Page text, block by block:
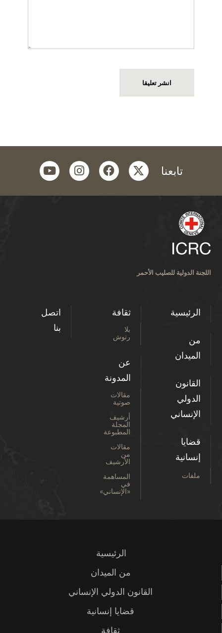
تابعنا twitter
facebook
instagram
youtube
اللجنة الدولية للصليب الأحمر
الرئيسية
من
الميدان
القانون
الدولي
الإنساني
قضايا
إنسانية
ملفات
ثقافة
بلا
رتوش
عن
المدونة
مقالات
صوتية
أرشيف
المجلة
المطبوعة
مقالات
من
الأرشيف
المساهمة
في
«الإنساني»
اتصل
بنا
الرئيسية
من الميدان
القانون الدولي الإنساني
قضايا إنسانية
ثقافة